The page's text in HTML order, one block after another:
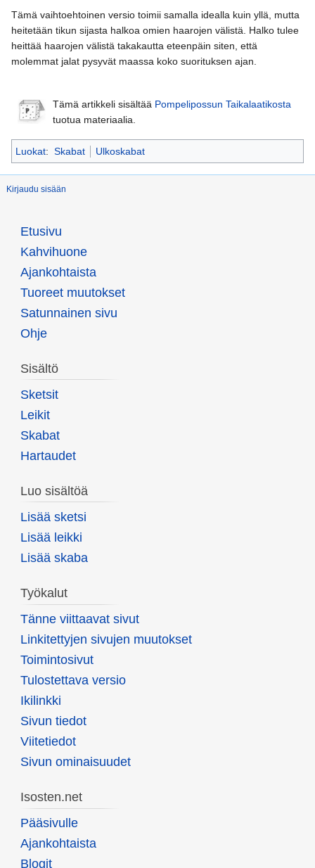
Tämä vaihtoehtoinen versio toimii samalla idealla kuin yllä, mutta
heitetään tikun sijasta halkoa omien haarojen välistä. Halko tulee
heittää haarojen välistä takakautta eteenpäin siten, että
molemmat jalat pysyvät maassa koko suorituksen ajan.
Tämä artikkeli sisältää Pompelipossun Taikalaatikosta
tuotua materiaalia.
Luokat: Skabat Ulkoskabat
Kirjaudu sisään
Etusivu
Kahvihuone
Ajankohtaista
Tuoreet muutokset
Satunnainen sivu
Ohje
Sisältö
Sketsit
Leikit
Skabat
Hartaudet
Luo sisältöä
Lisää sketsi
Lisää leikki
Lisää skaba
Työkalut
Tänne viittaavat sivut
Linkitettyjen sivujen muutokset
Toimintosivut
Tulostettava versio
Ikilinkki
Sivun tiedot
Viitetiedot
Sivun ominaisuudet
Isosten.net
Pääsivulle
Ajankohtaista
Blogit